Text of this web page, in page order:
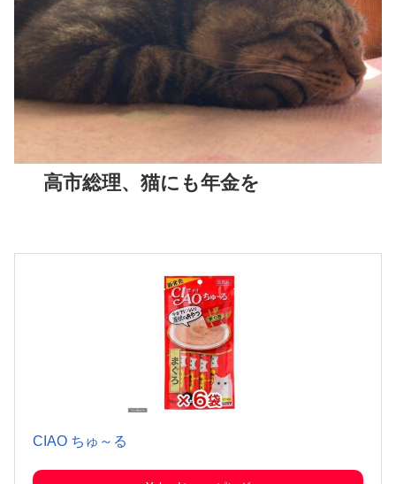
高市総理、猫にも年金を
CIAO ちゅ～る